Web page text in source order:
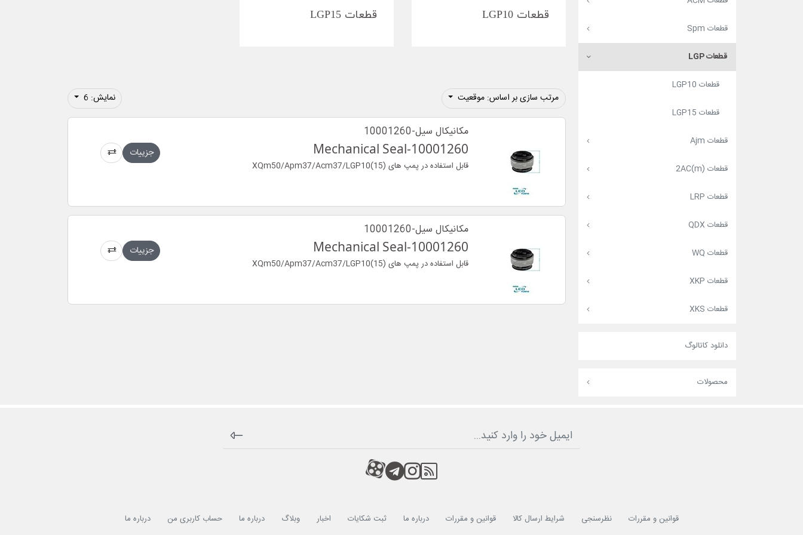
قطعات Spm
قطعات LGP
قطعات LGP10
قطعات LGP15
قطعات Ajm
قطعات (2AC(m
قطعات LRP
قطعات QDX
قطعات WQ
قطعات XKP
قطعات XKS
دانلود کاتالوگ
محصولات
قطعات LGP10 قطعات LGP15
مرتب سازی بر اساس: موقعیت نمایش: 6
مکانیکال سیل-10001260
Mechanical Seal-10001260
قابل استفاده در پمپ های (XQm50/Apm37/Acm37/LGP10(15
جزییات
مکانیکال سیل-10001260
Mechanical Seal-10001260
قابل استفاده در پمپ های (XQm50/Apm37/Acm37/LGP10(15
جزییات
RSS
کانال آپارات
کانال تلگرام
کانال آپارات
قوانین و مقررات نظرسنجی شرایط ارسال کالا قوانین و مقررات درباره ما ثبت شکایات اخبار وبلاگ درباره ما حساب کاربری من درباره ما